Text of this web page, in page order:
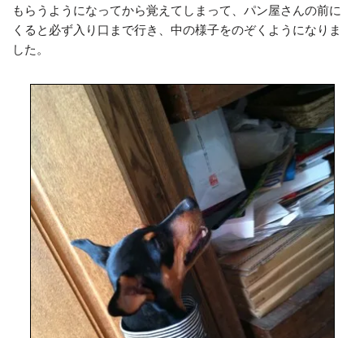
もらうようになってから覚えてしまって、パン屋さんの前に
くると必ず入り口まで行き、中の様子をのぞくようになりま
した。